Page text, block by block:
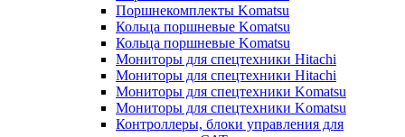
Поршнекомплекты Komatsu
Кольца поршневые Komatsu
Кольца поршневые Komatsu
Мониторы для спецтехники Hitachi
Мониторы для спецтехники Hitachi
Мониторы для спецтехники Komatsu
Мониторы для спецтехники Komatsu
Контроллеры, блоки управления для